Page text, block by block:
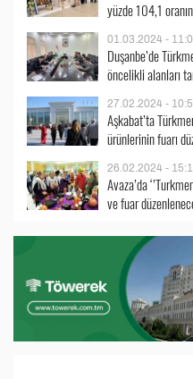
yüzde 104,1
01.03.2024 -
Duşanbe’de
öncelikli alanları
27.02.2024 -
Aşkabat’ta
ürünlerinin fuarı
26.02.2024 -
Avaza’da
ve fuar